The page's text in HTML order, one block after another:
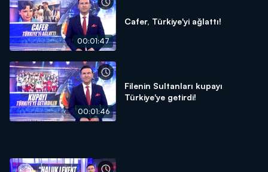
00:01:47
Cafer, Türkiye'yi ağlattı!
00:01:46
Filenin Sultanları kupayı
Türkiye'ye getirdi!